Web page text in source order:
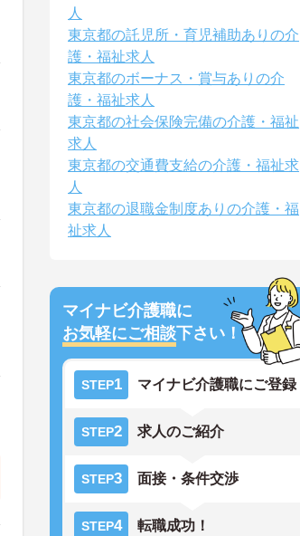
人
東京都の託児所・育児補助ありの介
護・福祉求人
東京都のボーナス・賞与ありの介
護・福祉求人
東京都の社会保険完備の介護・福祉
求人
東京都の交通費支給の介護・福祉求
人
東京都の退職金制度ありの介護・福
祉求人
マイナビ介護職に
お気軽にご相談下さい！
STEP1 マイナビ介護職にご登録
STEP2 求人のご紹介
STEP3 面接・条件交渉
STEP4 転職成功！